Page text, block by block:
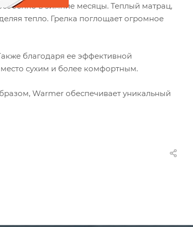
в зимние месяцы. Теплый матрац,
тепло. Грелка поглощает огромное
благодаря ее эффективной
место сухим и более комфортным.
Warmer обеспечивает уникальный